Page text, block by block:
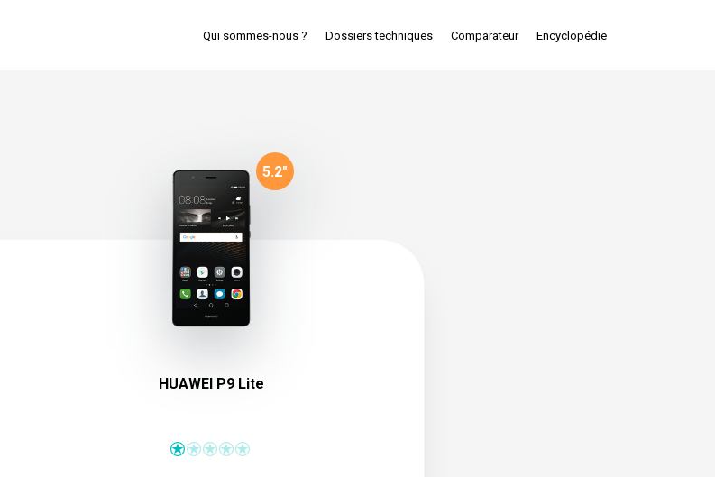
Qui sommes-nous ? Dossiers techniques Comparateur Encyclopédie
5.2"
HUAWEI P9 Lite